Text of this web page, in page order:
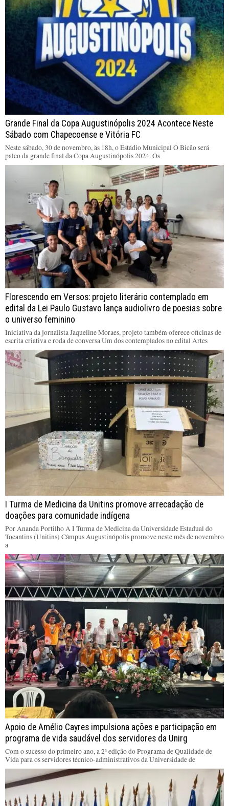
Grande Final da Copa Augustinópolis 2024 Acontece Neste
Sábado com Chapecoense e Vitória FC
Neste sábado, 30 de novembro, às 18h, o Estádio Municipal O Bicão será
palco da grande final da Copa Augustinópolis 2024. Os
Florescendo em Versos: projeto literário contemplado em
edital da Lei Paulo Gustavo lança audiolivro de poesias sobre
o universo feminino
Iniciativa da jornalista Jaqueline Moraes, projeto também oferece oficinas de
escrita criativa e roda de conversa Um dos contemplados no edital Artes
I Turma de Medicina da Unitins promove arrecadação de
doações para comunidade indígena
Por Ananda Portilho A I Turma de Medicina da Universidade Estadual do
Tocantins (Unitins) Câmpus Augustinópolis promove neste mês de novembro
a
Apoio de Amélio Cayres impulsiona ações e participação em
programa de vida saudável dos servidores da Unirg
Com o sucesso do primeiro ano, a 2ª edição do Programa de Qualidade de
Vida para os servidores técnico-administrativos da Universidade de